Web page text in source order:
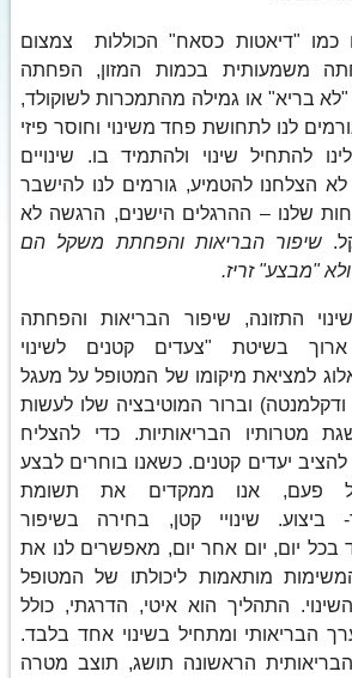
כמו "דיאטות כסאח" הכוללות צמצום
משמעותית בכמות המזון, הפחתה
"לא בריא" או גמילה מהתמכרות לשוקולד,
לנו לתחושת פחד משינוי וחוסר פיזי
להתחיל שינוי ולהתמיד בו. שינויים
לא הצלחנו להטמיע, גורמים לנו להישבר
שלנו – ההרגלים הישנים, הרגשה לא
שיפור הבריאות והפחתת משקל הם
"מבצע" זריז.
התזונה, שיפור הבריאות והפחתה
בשיטת "צעדים קטנים לשינוי
למציאת מיקומו של המטופל על מעגל
ודקלמנטה) וברור המוטיבציה שלו לעשות
מטרותיו הבריאותיות. כדי להצליח
להציב יעדים קטנים. כשאנו בוחרים לבצע
פעם, אנו ממקדים את תשומת
ביצוע. שינויי קטן, בחירה בשיפור
יום, יום אחר יום, מאפשרים לנו את
מותאמות ליכולתו של המטופל
התהליך הוא איטי, הדרגתי, כולל
הבריאותי ומתחיל בשינוי אחד בלבד.
הראשונה תושג, תוצב מטרה